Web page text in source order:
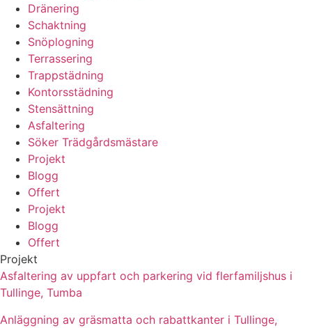
Dränering
Schaktning
Snöplogning
Terrassering
Trappstädning
Kontorsstädning
Stensättning
Asfaltering
Söker Trädgårdsmästare
Projekt
Blogg
Offert
Projekt
Blogg
Offert
Projekt
Asfaltering av uppfart och parkering vid flerfamiljshus i
Tullinge, Tumba
Anläggning av gräsmatta och rabattkanter i Tullinge,